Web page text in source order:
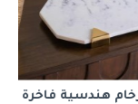
هندسية فاخرة